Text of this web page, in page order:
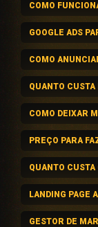
COMO
GOOGLE ADS
COMO
QUANTO
COMO DEIXAR
PREÇO PARA
QUANTO CUSTA
LANDING PAGE
GESTOR DE